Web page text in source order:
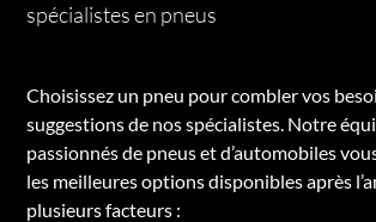
spécialistes en pneus
Choisissez un pneu pour combler vos
suggestions de nos spécialistes. Notre
passionnés de pneus et d’automobiles
les meilleures options disponibles après
plusieurs facteurs :